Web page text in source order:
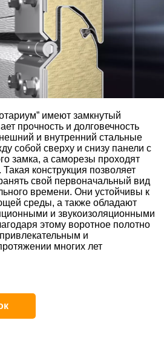
имеют замкнутый
прочность и долговечность
и внутренний стальные
собой сверху и снизу панели с
замка, а саморезы проходят
конструкция позволяет
свой первоначальный вид
времени. Они устойчивы к
среды, а также обладают
и звукоизоляционными
этому воротное полотно
привлекательным и
многих лет